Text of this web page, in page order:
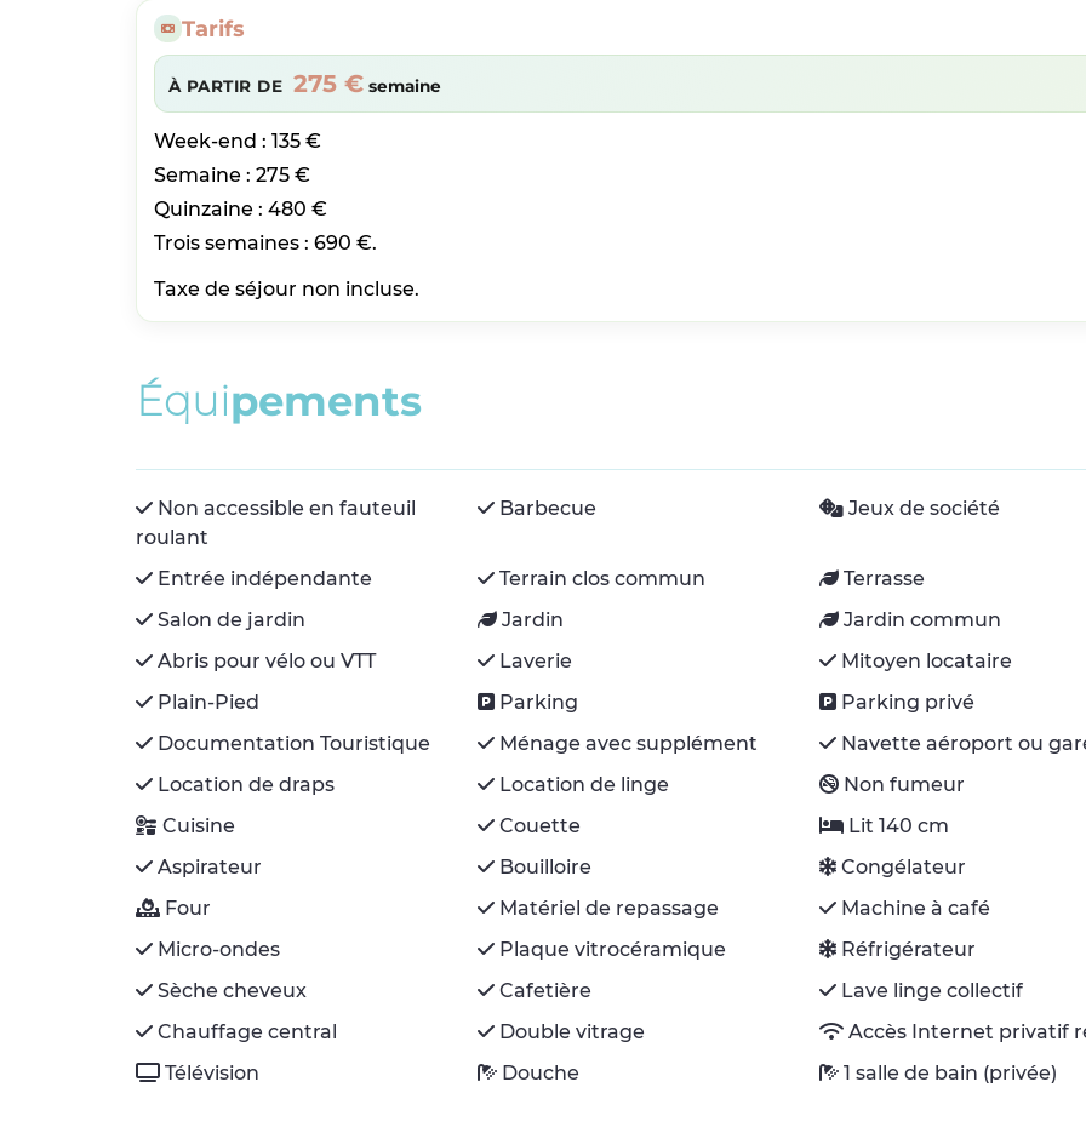
Tarifs
À PARTIR DE 275 €semaine
Week-end : 135 €
Semaine : 275 €
Quinzaine : 480 €
Trois semaines : 690 €.
Taxe de séjour non incluse.
Équipements
Non accessible en fauteuil
roulant
Barbecue Jeux de société
Entrée indépendante Terrain clos commun
Terrasse
Salon de jardin
Jardin
Jardin commun
Abris pour vélo ou VTT
Laverie
Mitoyen locataire
Plain-Pied
Parking
Parking privé
Documentation Touristique
Ménage avec supplément
Navette aéroport ou
Location de draps
Location de linge
Non fumeur
Cuisine
Couette
Lit 140 cm
Aspirateur
Bouilloire
Congélateur
Four
Matériel de repassage
Machine à café
Micro-ondes
Plaque vitrocéramique
Réfrigérateur
Sèche cheveux
Cafetière
Lave linge collectif
Chauffage central
Double vitrage
Accès Internet privatif
Télévision
Douche 1 salle de bain (privée)